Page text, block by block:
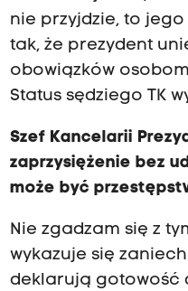
nie przyjdzie, to
tak, że prezydent
obowiązków
Status sędziego TK
Szef Kancelarii
zaprzysiężenie bez
może być
Nie zgadzam się z
wykazuje się
deklarują gotowość